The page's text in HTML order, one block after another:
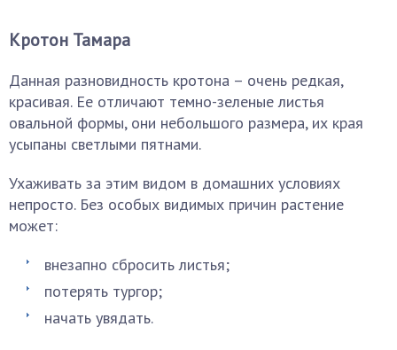
Кротон Тамара
Данная разновидность кротона – очень редкая,
красивая. Ее отличают темно-зеленые листья
овальной формы, они небольшого размера, их края
усыпаны светлыми пятнами.
Ухаживать за этим видом в домашних условиях
непросто. Без особых видимых причин растение
может:
внезапно сбросить листья;
потерять тургор;
начать увядать.